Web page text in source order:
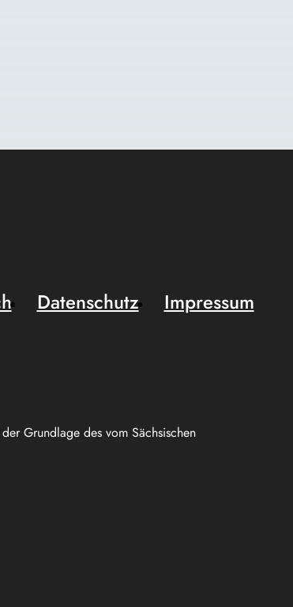
Grundlage des vom Sächsischen
Datenschutz
Impressum